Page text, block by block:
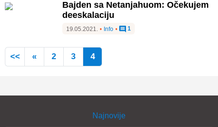
Bajden sa Netanjahuom: Očekujem
deeskalaciju
19.05.2021. • Info • 1
<< « 2 3 4
Najnovije